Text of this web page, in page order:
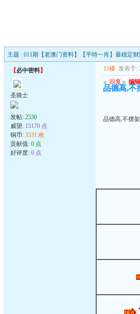
主题 : 011期【老澳门资料】【平特一肖】最稳定财
【必中密料】
圣骑士
发帖: 2530
威望: 15170 点
铜币: 3531 枚
贡献值: 0 点
好评度: 0 点
11楼 发表于:
u 回复 u 编辑
品德高,不
品德高,不摆